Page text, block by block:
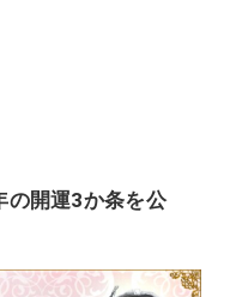
の開運3か条を公